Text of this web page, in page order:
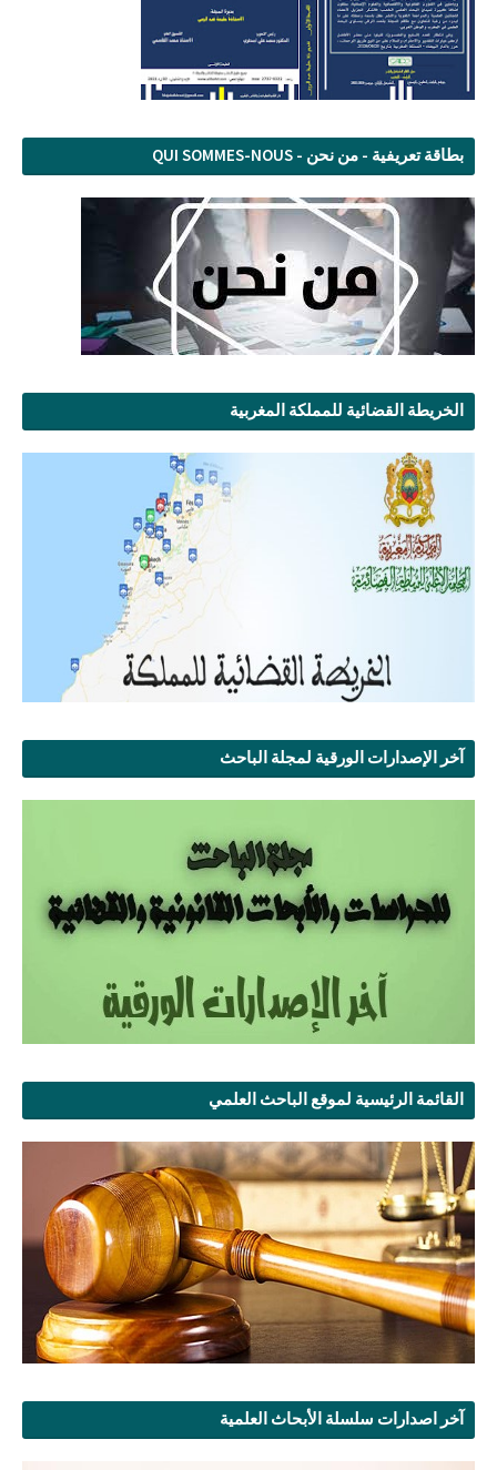
بطاقة تعريفية - من نحن - QUI SOMMES-NOUS
الخريطة القضائية للمملكة المغربية
آخر الإصدارات الورقية لمجلة الباحث
القائمة الرئيسية لموقع الباحث العلمي
آخر اصدارات سلسلة الأبحاث العلمية